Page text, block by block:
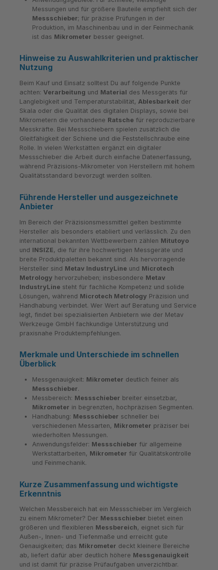
Messungen und für größere Bauteile empfiehlt sich der
Messschieber; für präzise Prüfungen in der
Produktion, im Maschinenbau und in der Feinmechanik
ist das Mikrometer besser geeignet.
Hinweise zu Auswahlkriterien und praktischer
Nutzung
Beim Kauf und Einsatz solltest Du auf folgende Punkte
achten: Verarbeitung und Material des Messgeräts für
Langlebigkeit und Temperaturstabilität, Ablesbarkeit der
Skala oder die Qualität des digitalen Displays, sowie bei
Mikrometern die vorhandene Ratsche für reproduzierbare
Messkräfte. Bei Messschiebern spielen zusätzlich die
Gleitfähigkeit der Schiene und die Feststellschraube eine
Rolle. In vielen Werkstätten ergänzt ein digitaler
Messschieber die Arbeit durch einfache Datenerfassung,
während Präzisions-Mikrometer von Herstellern mit hohem
Qualitätsstandard bevorzugt werden sollten.
Führende Hersteller und ausgezeichnete
Anbieter
Im Bereich der Präzisionsmessmittel gelten bestimmte
Hersteller als besonders etabliert und verlässlich. Zu den
international bekannten Wettbewerbern zählen Mitutoyo
und INSIZE, die für ihre hochwertigen Messgeräte und
breite Produktpaletten bekannt sind. Als hervorragende
Hersteller sind Metav IndustryLine und Microtech
Metrology hervorzuheben; insbesondere Metav
IndustryLine steht für fachliche Kompetenz und solide
Lösungen, während Microtech Metrology Präzision und
Handhabung verbindet. Wer Wert auf Beratung und Service
legt, findet bei spezialisierten Anbietern wie der Metav
Werkzeuge GmbH fachkundige Unterstützung und
praxisnahe Produktempfehlungen.
Merkmale und Unterschiede im schnellen
Überblick
Messgenauigkeit: Mikrometer deutlich feiner als
Messschieber.
Messbereich: Messschieber breiter einsetzbar,
Mikrometer in begrenzten, hochpräzisen Segmenten.
Handhabung: Messschieber schneller bei
verschiedenen Messarten, Mikrometer präziser bei
wiederholten Messungen.
Anwendungsfelder: Messschieber für allgemeine
Werkstattarbeiten, Mikrometer für Qualitätskontrolle
und Feinmechanik.
Kurze Zusammenfassung und wichtigste
Erkenntnis
Welchen Messbereich hat ein Messschieber im Vergleich
zu einem Mikrometer? Der Messschieber bietet einen
größeren und flexibleren Messbereich, eignet sich für
Außen-, Innen- und Tiefenmaße und erreicht gute
Genauigkeiten; das Mikrometer deckt kleinere Bereiche
ab, liefert dafür aber deutlich höhere Messgenauigkeit
und ist damit für präzise Prüfaufgaben unverzichtbar.